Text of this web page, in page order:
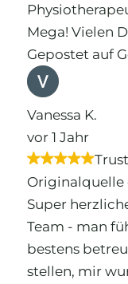
Mega! Vielen
Gepostet auf
Vanessa K.
vor 1 Jahr
Originalquelle
Super
Team - man
bestens
stellen, mir